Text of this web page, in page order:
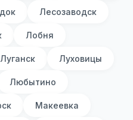
Лесозаводск
Лобня
Луганск Луховицы
Любытино
Макеевка